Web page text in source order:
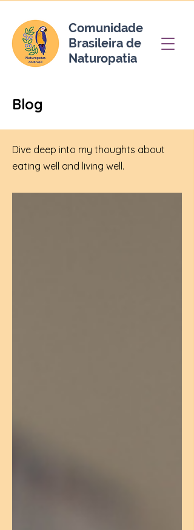
Comunidade
Brasileira de
Naturopatia
Blog
Dive deep into my thoughts about
eating well and living well.